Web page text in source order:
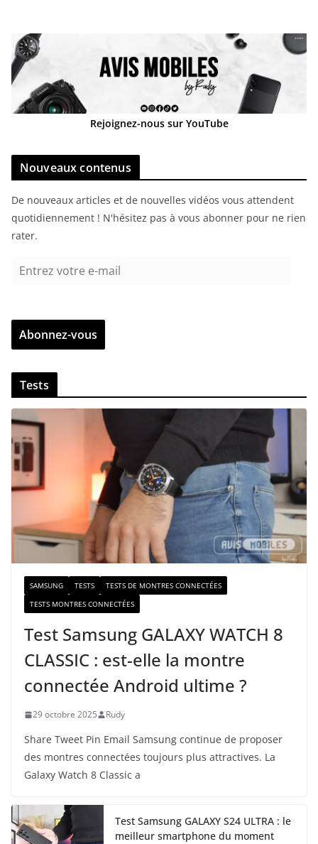
Rejoignez-nous sur YouTube
Nouveaux contenus
De nouveaux articles et de nouvelles vidéos vous attendent
quotidiennement ! N'hésitez pas à vous abonner pour ne rien
rater.
r
z
v
t
r
e
e
m
i
Abonnez-vous
Tests
SAMSUNG TESTS
TESTS DE MONTRES CONNECTÉES
TESTS MONTRES CONNECTÉES
Test Samsung GALAXY WATCH 8
CLASSIC : est-elle la montre
connectée Android ultime ?
29 octobre 2025 Rudy
Share Tweet Pin Email Samsung continue de proposer
des montres connectées toujours plus attractives. La
Galaxy Watch 8 Classic a
Test Samsung GALAXY S24 ULTRA : le
meilleur smartphone du moment